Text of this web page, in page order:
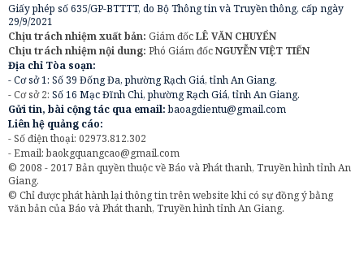
Giấy phép số 635/GP-BTTTT, do Bộ Thông tin và Truyền thông, cấp ngày
29/9/2021
Chịu trách nhiệm xuất bản: Giám đốcLÊ VĂN CHUYỂN
Chịu trách nhiệm nội dung: Phó Giám đốcNGUYỄN VIỆT TIẾN
Địa chỉ Tòa soạn:
- Cơ sở 1: Số 39 Đống Đa, phường Rạch Giá, tỉnh An Giang.
- Cơ sở 2: Số 16 Mạc Đĩnh Chi, phường Rạch Giá, tỉnh An Giang.
Gửi tin, bài cộng tác qua email:baoagdientu@gmail.com
Liên hệ quảng cáo:
- Số điện thoại: 02973.812.302
- Email:baokgquangcao@gmail.com
© 2008 - 2017 Bản quyền thuộc về Báo và Phát thanh, Truyền hình tỉnh An
Giang.
© Chỉ được phát hành lại thông tin trên website khi có sự đồng ý bằng
văn bản của Báo và Phát thanh, Truyền hình tỉnh An Giang.